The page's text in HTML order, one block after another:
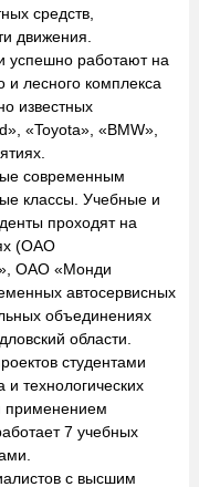
средств,
движения.
успешно работают на
лесного комплекса
известных
«Toyota», «BMW»,
современным
классы. Учебные и
проходят на
(ОАО
ОАО «Монди
автосервисных
объединениях
области.
студентами
и технологических
применением
7 учебных
с высшим